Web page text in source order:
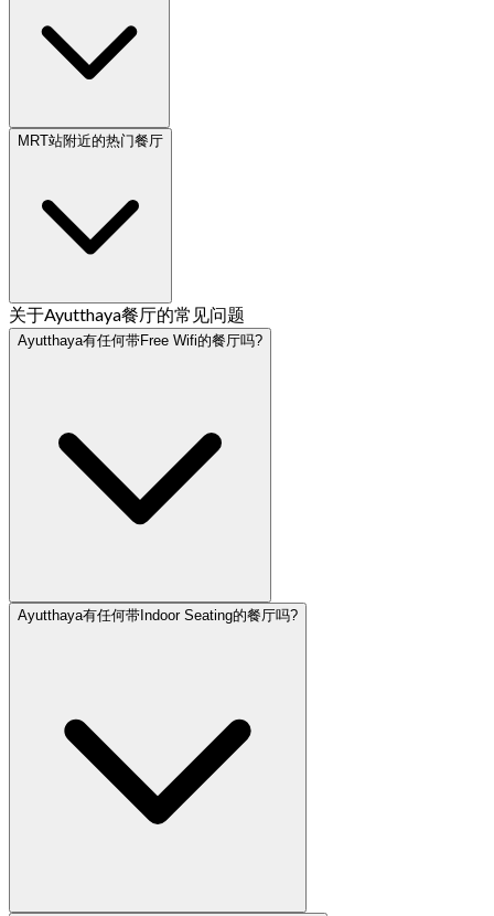
MRT站附近的热门餐厅
关于Ayutthaya餐厅的常见问题
Ayutthaya有任何带Free Wifi的餐厅吗?
Ayutthaya有任何带Indoor Seating的餐厅吗?